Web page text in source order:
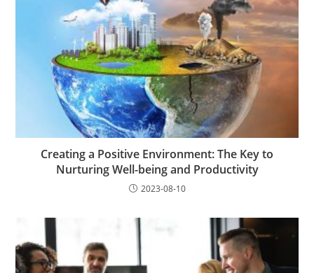
Creating a Positive Environment: The Key to
Nurturing Well-being and Productivity
2023-08-10